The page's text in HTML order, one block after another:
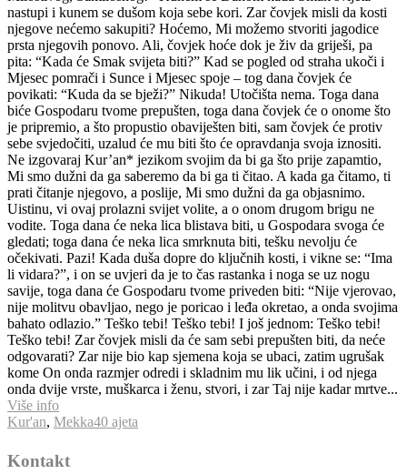
nastupi i kunem se dušom koja sebe kori. Zar čovjek misli da kosti
njegove nećemo sakupiti? Hoćemo, Mi možemo stvoriti jagodice
prsta njegovih ponovo. Ali, čovjek hoće dok je živ da griješi, pa
pita: “Kada će Smak svijeta biti?” Kad se pogled od straha ukoči i
Mjesec pomrači i Sunce i Mjesec spoje – tog dana čovjek će
povikati: “Kuda da se bježi?” Nikuda! Utočišta nema. Toga dana
biće Gospodaru tvome prepušten, toga dana čovjek će o onome što
je pripremio, a što propustio obaviješten biti, sam čovjek će protiv
sebe svjedočiti, uzalud će mu biti što će opravdanja svoja iznositi.
Ne izgovaraj Kur’an* jezikom svojim da bi ga što prije zapamtio,
Mi smo dužni da ga saberemo da bi ga ti čitao. A kada ga čitamo, ti
prati čitanje njegovo, a poslije, Mi smo dužni da ga objasnimo.
Uistinu, vi ovaj prolazni svijet volite, a o onom drugom brigu ne
vodite. Toga dana će neka lica blistava biti, u Gospodara svoga će
gledati; toga dana će neka lica smrknuta biti, tešku nevolju će
očekivati. Pazi! Kada duša dopre do ključnih kosti, i vikne se: “Ima
li vidara?”, i on se uvjeri da je to čas rastanka i noga se uz nogu
savije, toga dana će Gospodaru tvome priveden biti: “Nije vjerovao,
nije molitvu obavljao, nego je poricao i leđa okretao, a onda svojima
bahato odlazio.” Teško tebi! Teško tebi! I još jednom: Teško tebi!
Teško tebi! Zar čovjek misli da će sam sebi prepušten biti, da neće
odgovarati? Zar nije bio kap sjemena koja se ubaci, zatim ugrušak
kome On onda razmjer odredi i skladnim mu lik učini, i od njega
onda dvije vrste, muškarca i ženu, stvori, i zar Taj nije kadar mrtve...
Više info
Kur'an, Mekka40 ajeta
Kontakt